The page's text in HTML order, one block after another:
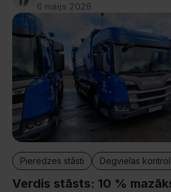
6 maijs 2026
Pieredzes stāsti Degvielas
Verdis stāsts: 10 %